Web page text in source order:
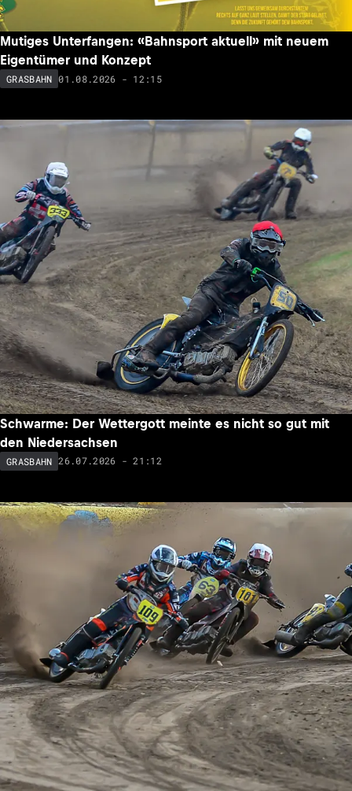
Mutiges Unterfangen: «Bahnsport aktuell» mit neuem
Eigentümer und Konzept
GRASBAHN 01.08.2026 - 12:15
Schwarme: Der Wettergott meinte es nicht so gut mit
den Niedersachsen
GRASBAHN 26.07.2026 - 21:12